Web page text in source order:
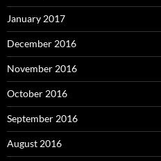
January 2017
December 2016
November 2016
October 2016
September 2016
August 2016